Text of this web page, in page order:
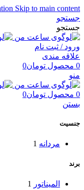
Skip to main content
جستجو
جستجو
ورود / ثبت نام
علاقه مندی
0 محصول تومان0
منو
0 محصول تومان0
بستن
جنسیت
مردانه 1
برند
المیناتور 1